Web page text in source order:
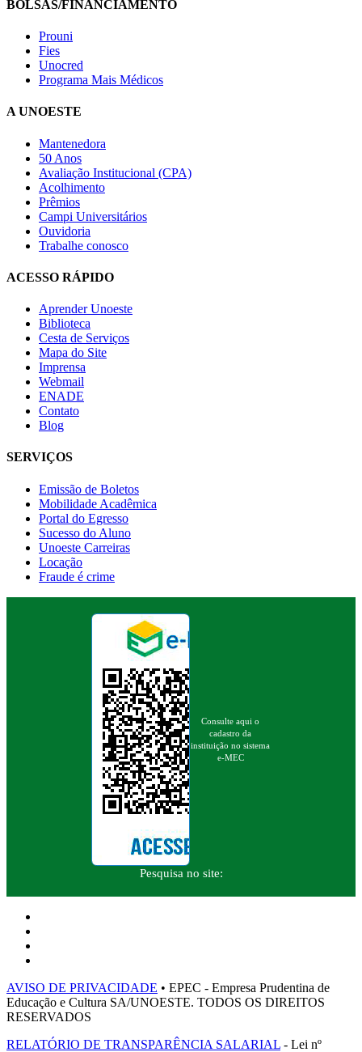
BOLSAS/FINANCIAMENTO
Prouni
Fies
Unocred
Programa Mais Médicos
A UNOESTE
Mantenedora
50 Anos
Avaliação Institucional (CPA)
Acolhimento
Prêmios
Campi Universitários
Ouvidoria
Trabalhe conosco
ACESSO RÁPIDO
Aprender Unoeste
Biblioteca
Cesta de Serviços
Mapa do Site
Imprensa
Webmail
ENADE
Contato
Blog
SERVIÇOS
Emissão de Boletos
Mobilidade Acadêmica
Portal do Egresso
Sucesso do Aluno
Unoeste Carreiras
Locação
Fraude é crime
Consulte aqui o
cadastro da
instituição no sistema
e-MEC
Pesquisa no site:
AVISO DE PRIVACIDADE • EPEC - Empresa Prudentina de
Educação e Cultura SA/UNOESTE. TODOS OS DIREITOS
RESERVADOS
RELATÓRIO DE TRANSPARÊNCIA SALARIAL - Lei nº